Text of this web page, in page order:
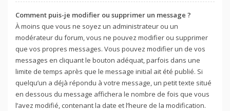
Comment puis-je modifier ou supprimer un message ?
À moins que vous ne soyez un administrateur ou un
modérateur du forum, vous ne pouvez modifier ou supprimer
que vos propres messages. Vous pouvez modifier un de vos
messages en cliquant le bouton adéquat, parfois dans une
limite de temps après que le message initial ait été publié. Si
quelqu’un a déjà répondu à votre message, un petit texte situé
en dessous du message affichera le nombre de fois que vous
l’avez modifié, contenant la date et l’heure de la modification.